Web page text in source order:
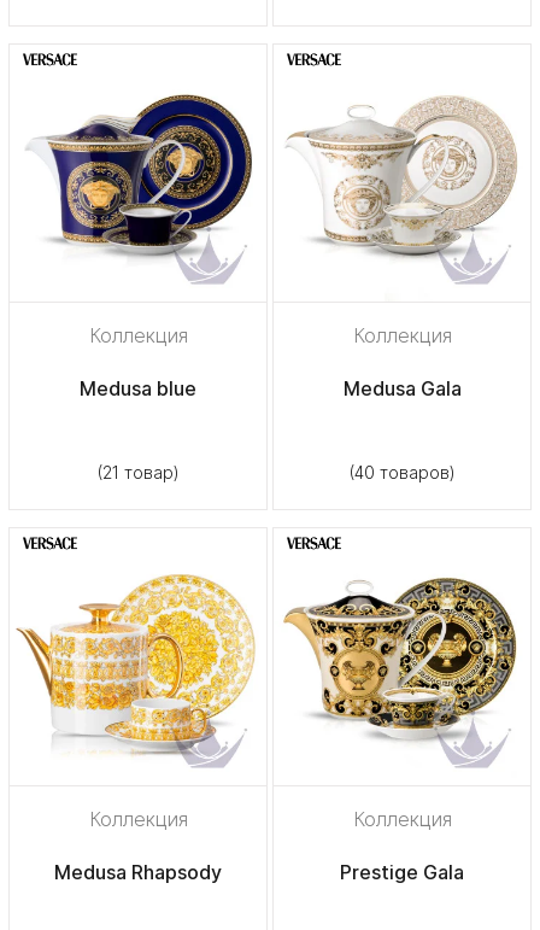
Коллекция
Medusa blue
(21 товар)
Коллекция
Medusa Gala
(40 товаров)
Коллекция
Medusa Rhapsody
Коллекция
Prestige Gala